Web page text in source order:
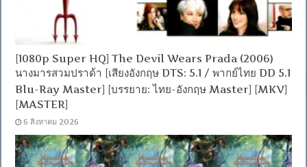
[1080p Super HQ] The Devil Wears Prada (2006)
นางมารสวมปราด้า [เสียงอังกฤษ DTS: 5.1 / พากย์ไทย DD 5.1
Blu-Ray Master] [บรรยาย: ไทย-อังกฤษ Master] [MKV]
[MASTER]
6 สิงหาคม 2026